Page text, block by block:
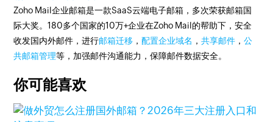
Zoho Mail企业邮箱是一款SaaS云端电子邮箱，多次荣获邮箱国
际大奖。180多个国家的10万+企业在Zoho Mail的帮助下，安全
收发国内外邮件，进行邮箱迁移 ，配置企业域名 ，共享邮件 ，公
共邮箱管理等，加强邮件沟通能力，保障邮件数据安全。
你可能喜欢